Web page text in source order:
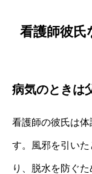
看護師彼氏
病気のときは
看護師の彼氏は
す。風邪を引い
り、脱水を防ぐ